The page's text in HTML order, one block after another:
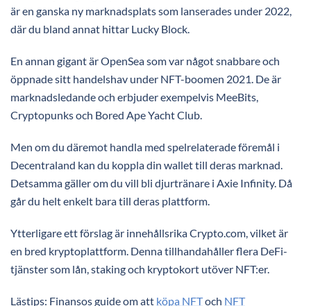
är en ganska ny marknadsplats som lanserades under 2022,
där du bland annat hittar Lucky Block.
En annan gigant är OpenSea som var något snabbare och
öppnade sitt handelshav under NFT-boomen 2021. De är
marknadsledande och erbjuder exempelvis MeeBits,
Cryptopunks och Bored Ape Yacht Club.
Men om du däremot handla med spelrelaterade föremål i
Decentraland kan du koppla din wallet till deras marknad.
Detsamma gäller om du vill bli djurtränare i Axie Infinity. Då
går du helt enkelt bara till deras plattform.
Ytterligare ett förslag är innehållsrika Crypto.com, vilket är
en bred kryptoplattform. Denna tillhandahåller flera DeFi-
tjänster som lån, staking och kryptokort utöver NFT:er.
Lästips: Finansos guide om att köpa NFToch NFT